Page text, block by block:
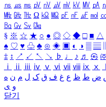
㎱ ㎲ ㎳ ㎴ ㎵ ㎶ ㎷ ㎸ ㎹ ㎀
㎒ ㎓ ㎔ Ω ㏀ ㏁ ㎊ ㎋ ㎌ ㏖
㏃ ㏉ ㏜ ㏆
§ ※ ☆ ★ ○ ● ◎ ◇ ◆ □ ■ △
♠ ♡ ♥ ♧ ♣ ⊙ ◈ ▣ ◐ ◑ ▒ ▤
‡ ↕ ↗ ↙ ↖ ↘ ♭ ♩ ♪ ♬ ㉿
ⅰ
ⅱ ⅲ ⅳ ⅴ ⅵ ⅶ ⅷ ⅸ ⅹ
ض ط ظ ع غ ف ق ک ل م ن ه
و ی
닫기